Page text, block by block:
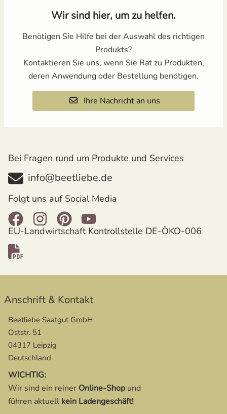
Wir sind hier, um zu helfen.
Benötigen Sie Hilfe bei der Auswahl des richtigen
Produkts?
Kontaktieren Sie uns, wenn Sie Rat zu Produkten,
deren Anwendung oder Bestellung benötigen.
Ihre Nachricht an uns
Bei Fragen rund um Produkte und Services
info@beetliebe.de
Folgt uns auf Social Media
EU-Landwirtschaft Kontrollstelle DE-ÖKO-006
Anschrift & Kontakt
Beetliebe Saatgut GmbH
Oststr. 51
04317 Leipzig
Deutschland
WICHTIG:
Wir sind ein reiner Online-Shopund
führen aktuell kein Ladengeschäft!